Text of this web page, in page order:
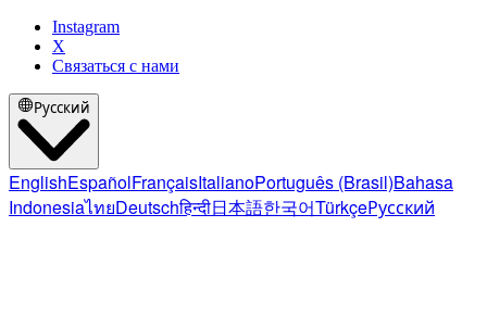
Instagram
X
Связаться с нами
Русский
EnglishEspañolFrançaisItalianoPortuguês (Brasil)Bahasa
IndonesiaไทยDeutschहिन्दी日本語한국어TürkçeРусский